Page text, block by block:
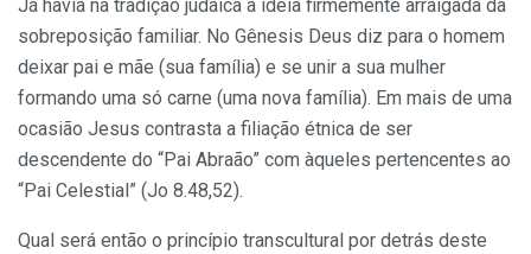
Já havia na tradição judaica a ideia firmemente arraigada da
sobreposição familiar. No Gênesis Deus diz para o homem
deixar pai e mãe (sua família) e se unir a sua mulher
formando uma só carne (uma nova família). Em mais de uma
ocasião Jesus contrasta a filiação étnica de ser
descendente do “Pai Abraão” com àqueles pertencentes ao
“Pai Celestial” (Jo 8.48,52).
Qual será então o princípio transcultural por detrás deste